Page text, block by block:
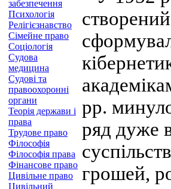
забезпечення
Психологія
Релігієзнавство
Сімейне право
Соціологія
Судова
медицина
Судові та
правоохоронні
органи
Теорія держави і
права
Трудове право
Філософія
Філософія права
Фінансове право
Цивільне право
Цивільний
рр.
ряд дуже
грошей,